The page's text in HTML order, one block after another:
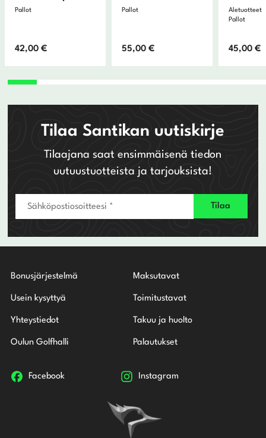
Pallot
42,00€
Pallot
55,00€
Aletuotteet
Pallot
45,00€
Tilaa Santikan uutiskirje
Tilaajana saat ensimmäisenä tiedon
uutuustuotteista ja tarjouksista!
Bonusjärjestelmä
Usein kysyttyä
Yhteystiedot
Oulun Golfhalli
Maksutavat
Toimitustavat
Takuu ja huolto
Palautukset
Facebook Instagram